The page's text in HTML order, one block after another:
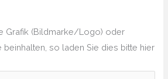
Grafik (Bildmarke/Logo) oder
so laden Sie dies bitte hier